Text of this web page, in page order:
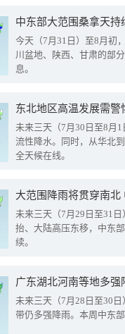
中东部大范围桑拿天
今天（7月31日）至8月初
川盆地、陕西、甘肃的部
息。
东北地区高温发展需
未来三天（7月30日至8月
流性降水。同时，从华北
全天候在线。
大范围降雨将贯穿南
未来三天（7月29日至31
抬、大陆高压东移，中东
续。
广东湖北河南等地多
未来三天（7月28日至30
带仍多强降雨。本周中东